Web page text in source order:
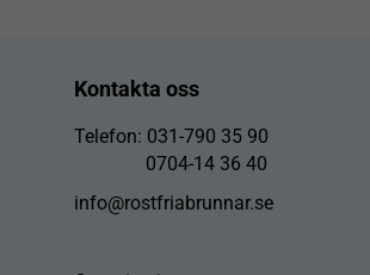
Kontakta oss
Telefon: 031-790 35 90
0704-14 36 40
info@rostfriabrunnar.se